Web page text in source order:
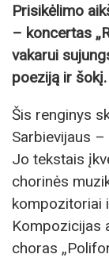
Prisikėlimo
– koncertas
vakarui
poeziją ir šokį.
Šis renginys
Sarbievijaus
Jo tekstais
chorinės
kompozitoriai
Kompozicijas
choras